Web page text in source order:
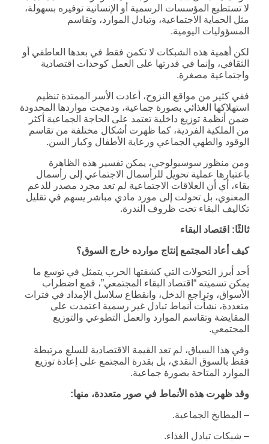
لا تستطيع المؤسسات الرسمية أو الإنسانية توفيره بسهولة،
مثل الحماية الاجتماعية، وتبادل الموارد، وتقاسم
المسؤوليات اليومية.
لكن أهمية هذه الشبكات لا تكمن فقط في بعدها العاطفي أو
الثقافي، وإنما في قدرتها على العمل كوحدات اقتصادية
واجتماعية مصغرة.
ففي كثير من مواقع النزوح، أعادت الأسر الممتدة تنظيم
استهلاكها الغذائي بصورة جماعية، ودمجت مواردها المحدودة
ضمن أنظمة توزيع داخلية تعتمد على الحاجة الجماعية أكثر
من الملكية الفردية، كما ظهرت أشكال مختلفة من تقاسم
الوقود والطهي الجماعي ورعاية الأطفال وكبار السن.
ومن منظور سوسيولوجي، يمكن تفسير هذه الظاهرة
باعتبارها عملية تحويل للرأسمال الاجتماعي إلى رأسمال
بقاء، أي أن العلاقات الاجتماعية لم تعد مجرد مصدر للدعم
المعنوي، بل تحولت إلى مورد مادي مباشر يسهم في تقليل
تكاليف البقاء تحت ظروف الندرة.
ثالثًا: اقتصاد البقاء
كيف أعاد المجتمع إنتاج موارده خارج السوق؟
أحد أبرز التحولات التي كشفتها الحرب يتمثل في توسع ما
يمكن تسميته “اقتصاد البقاء المجتمعي”، فمع اضطراب
الأسواق، وتراجع الدخل، وانقطاع سلاسل الإمداد في فترات
متعددة، نشأت أنماط تبادل غير رسمية اعتمدت على
المقايضة وتقاسم الموارد والعمل التطوعي والتوزيع
المجتمعي.
وفي هذا السياق، لم تعد القيمة الاقتصادية للسلع مرتبطة
فقط بالسوق النقدي، بل بقدرة المجتمع على إعادة توزيع
الموارد المتاحة بصورة جماعية.
وقد ظهرت هذه الأنماط في صور متعددة، منها:
– المطابخ الجماعية.
– شبكات تبادل الغذاء.